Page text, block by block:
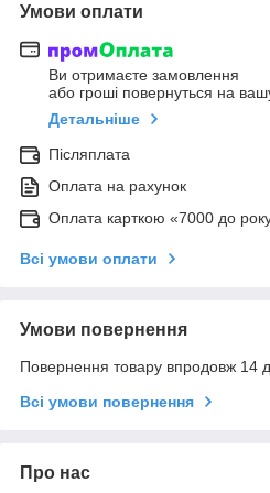
Умови оплати
Ви отримаєте замовлення
або гроші повернуться на
Детальніше
Післяплата
Оплата на рахунок
Оплата карткою «7000 до
Всі умови оплати
Умови повернення
Повернення товару впродовж 14
Всі умови повернення
Про нас